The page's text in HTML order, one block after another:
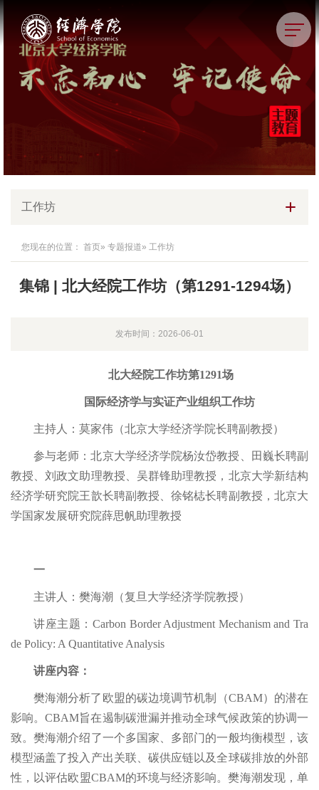
工作坊
您现在的位置： 首页» 专题报道» 工作坊
集锦 | 北大经院工作坊（第1291-1294场）
发布时间：2026-06-01
北大经院工作坊第1291场
国际经济学与实证产业组织工作坊
主持人：莫家伟（北京大学经济学院长聘副教授）
参与老师：北京大学经济学院杨汝岱教授、田巍长聘副
教授、刘政文助理教授、吴群锋助理教授，北京大学新结构
经济学研究院王歆长聘副教授、徐铭梽长聘副教授，北京大
学国家发展研究院薛思帆助理教授
一
主讲人：樊海潮（复旦大学经济学院教授）
讲座主题：Carbon Border Adjustment Mechanism and Tra
de Policy: A Quantitative Analysis
讲座内容：
樊海潮分析了欧盟的碳边境调节机制（CBAM）的潜在
影响。CBAM旨在遏制碳泄漏并推动全球气候政策的协调一
致。樊海潮介绍了一个多国家、多部门的一般均衡模型，该
模型涵盖了投入产出关联、碳供应链以及全球碳排放的外部
性，以评估欧盟CBAM的环境与经济影响。樊海潮发现，单